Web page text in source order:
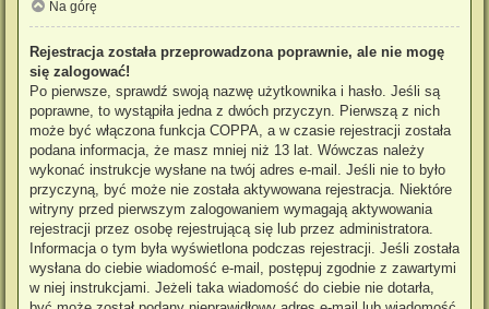
Na górę
Rejestracja została przeprowadzona poprawnie, ale nie mogę
się zalogować!
Po pierwsze, sprawdź swoją nazwę użytkownika i hasło. Jeśli są
poprawne, to wystąpiła jedna z dwóch przyczyn. Pierwszą z nich
może być włączona funkcja COPPA, a w czasie rejestracji została
podana informacja, że masz mniej niż 13 lat. Wówczas należy
wykonać instrukcje wysłane na twój adres e-mail. Jeśli nie to było
przyczyną, być może nie została aktywowana rejestracja. Niektóre
witryny przed pierwszym zalogowaniem wymagają aktywowania
rejestracji przez osobę rejestrującą się lub przez administratora.
Informacja o tym była wyświetlona podczas rejestracji. Jeśli została
wysłana do ciebie wiadomość e-mail, postępuj zgodnie z zawartymi
w niej instrukcjami. Jeżeli taka wiadomość do ciebie nie dotarła,